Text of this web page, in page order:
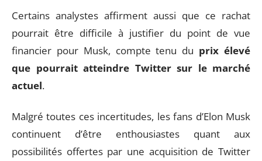
Certains analystes affirment aussi que ce rachat
pourrait être difficile à justifier du point de vue
financier pour Musk, compte tenu du prix élevé
que pourrait atteindre Twitter sur le marché
actuel.
Malgré toutes ces incertitudes, les fans d’Elon Musk
continuent d’être enthousiastes quant aux
possibilités offertes par une acquisition de Twitter